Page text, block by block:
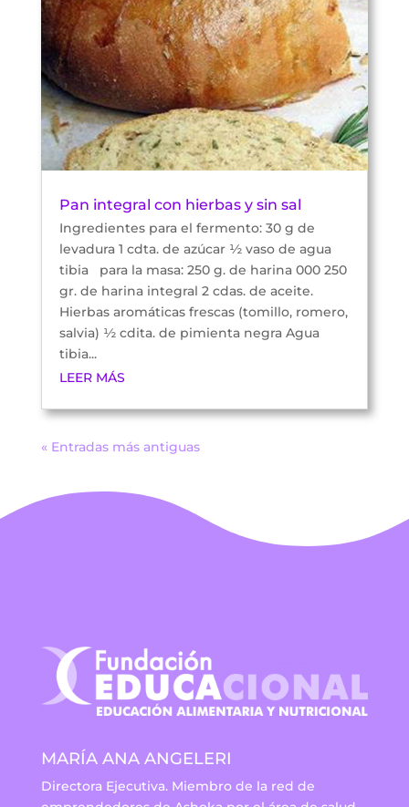
Pan integral con hierbas y sin sal
Ingredientes para el fermento: 30 g de
levadura 1 cdta. de azúcar ½ vaso de agua
tibia para la masa: 250 g. de harina 000 250
gr. de harina integral 2 cdas. de aceite.
Hierbas aromáticas frescas (tomillo, romero,
salvia) ½ cdita. de pimienta negra Agua
tibia...
LEER MÁS
« Entradas más antiguas
MARÍA ANA ANGELERI
Directora Ejecutiva. Miembro de la red de